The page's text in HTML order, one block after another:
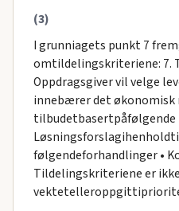
(3)
I grunniagets punkt 7
omtildelingskriteriene: 7.
Oppdragsgiver vil velge
innebærer det
tilbudetbasertpåfølgende
følgendeforhandlinger •
Tildelingskriteriene er ikke